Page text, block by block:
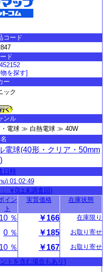
コード
ド
を探す]
ー
ック
ンル
電球 ≫ 白熱電球 ≫ 40W
電球(40形・クリア・50mm
日時
01:02:49
￥0は未調査回)
イン
ト
実質価格 在庫状態
10 ％ ￥166
在庫限り
0 ％ ￥185
お取り寄せ
10 ％ ￥167
お取り寄せ
トを含む場合もあり)